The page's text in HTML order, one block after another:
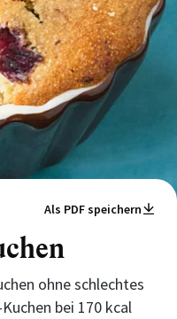
Als PDF speichern
ohne schlechtes
bei 170 kcal